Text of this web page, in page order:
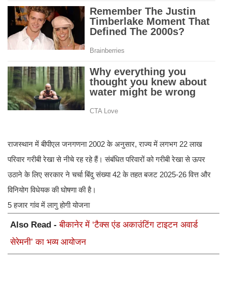
राजस्थान में बीपीएल जनगणना 2002 के अनुसार, राज्य में लगभग 22 लाख
परिवार गरीबी रेखा से नीचे रह रहे हैं। संबंधित परिवारों को गरीबी रेखा से ऊपर
उठाने के लिए सरकार ने चर्चा बिंदु संख्या 42 के तहत बजट 2025-26 वित्त और
विनियोग विधेयक की घोषणा की है।
5 हजार गांव में लागु होगी योजना
Also Read -बीकानेर में ‘टैक्स एंड अकाउंटिंग टाइटन अवार्ड
सेरेमनी’ का भव्य आयोजन